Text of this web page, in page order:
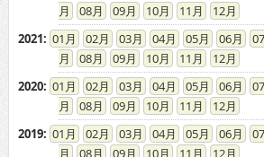
08
09 10 11
12
2021: 01 02 03 04 05 06
07
08
09 10 11
12
2020: 01 02 03 04 05 06
07
08
09 10 11
12
2019: 01 02 03 04 05 06
07
08
09 10 11
12